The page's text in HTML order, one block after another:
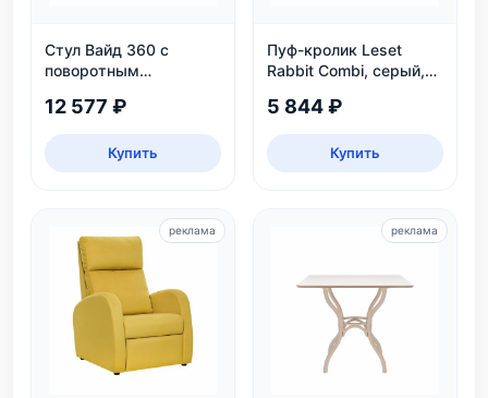
Стул Вайд 360 с
поворотным
каркас, велюр
12 577 ₽
Купить
Пуф-кролик Leset
Rabbit Combi, серый,
кг
5 844 ₽
Купить
реклама реклама